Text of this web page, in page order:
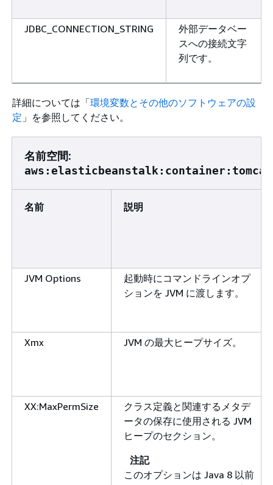
JDBC_CONNECTION_STRING
外部データベー
スへの接続文字
列です。
詳細については「環境変数とその他のソフトウェアの設
定 」を参照してください。
名前空間:
名前 説明
JVM Options
起動時にコマンドラインオプ
ションを JVM に渡します。
Xmx JVM の最大ヒープサイズ。
XX:MaxPermSize
クラス定義と関連するメタデ
ータの保存に使用される JVM
ヒープのセクション。
注記
このオプションは Java 8 以前